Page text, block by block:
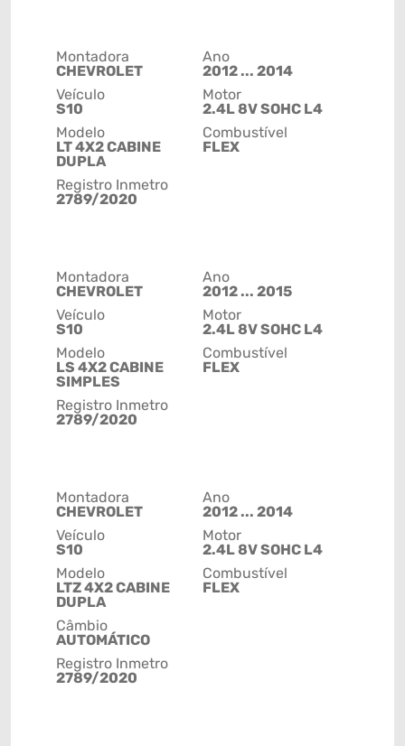
Montadora
CHEVROLET
Veículo
S10
Modelo
LT 4X2 CABINE
DUPLA
Ano
2012 ... 2014
Motor
2.4L 8V SOHC L4
Combustível
FLEX
Registro Inmetro
2789/2020
Montadora
CHEVROLET
Veículo
S10
Modelo
LS 4X2 CABINE
SIMPLES
Ano
2012 ... 2015
Motor
2.4L 8V SOHC L4
Combustível
FLEX
Registro Inmetro
2789/2020
Montadora
CHEVROLET
Veículo
S10
Modelo
LTZ 4X2 CABINE
DUPLA
Ano
2012 ... 2014
Motor
2.4L 8V SOHC L4
Combustível
FLEX
Câmbio
AUTOMÁTICO
Registro Inmetro
2789/2020